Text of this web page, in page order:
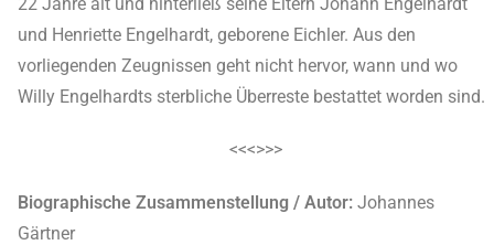
und Henriette Engelhardt, geborene Eichler. Aus den
vorliegenden Zeugnissen geht nicht hervor, wann und wo
Willy Engelhardts sterbliche Überreste bestattet worden sind.
<<<>>>
Biographische Zusammenstellung / Autor: Johannes
Gärtner